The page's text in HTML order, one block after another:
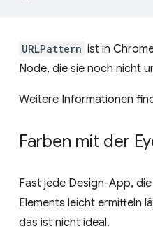
URLPattern ist in
Node, die sie noch nicht
Weitere Informationen
Farben mit der
Fast jede Design-App,
Elements leicht ermitteln
das ist nicht ideal.